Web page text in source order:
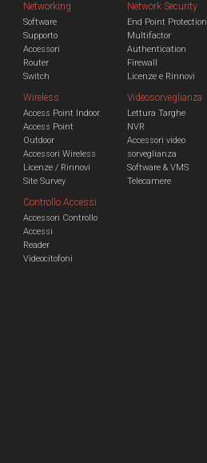
Networking
Software
Supporto
Accessori
Router
Switch
Wireless
Access Point Indoor
Access Point
Outdoor
Accessori Wireless
Licenze / Rinnovi
Site Survey
Network Security
End Point Protection
Multifactor
Authentication
Firewall
Licenze e Rinnovi
Videosorveglianza
Lettura Targhe
NVR
Accessori video
sorveglianza
Software & VMS
Telecamere
Controllo Accessi
Accessori Controllo
Accessi
Reader
Videocitofoni